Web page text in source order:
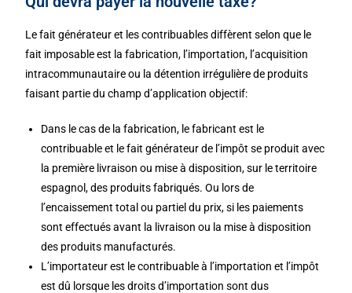
Le fait générateur et les contribuables diffèrent selon que le
fait imposable est la fabrication, l’importation, l’acquisition
intracommunautaire ou la détention irrégulière de produits
faisant partie du champ d’application objectif:
Dans le cas de la fabrication, le fabricant est le
contribuable et le fait générateur de l’impôt se produit avec
la première livraison ou mise à disposition, sur le territoire
espagnol, des produits fabriqués. Ou lors de
l’encaissement total ou partiel du prix, si les paiements
sont effectués avant la livraison ou la mise à disposition
des produits manufacturés.
L’importateur est le contribuable à l’importation et l’impôt
est dû lorsque les droits d’importation sont dus